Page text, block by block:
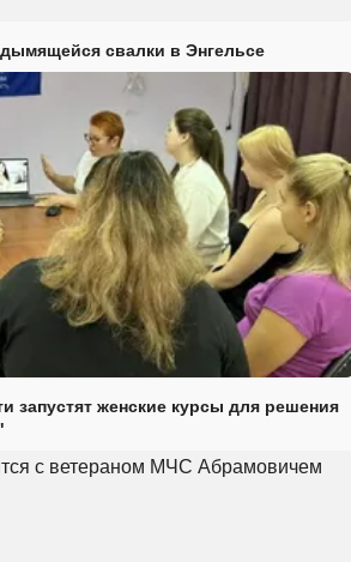
свалки в Энгельсе
запустят женские курсы для решения